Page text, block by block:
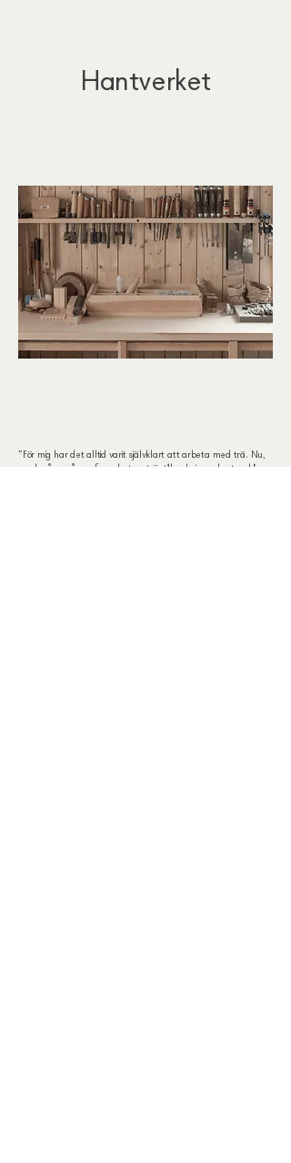
Hantverket
”För mig har det alltid varit självklart att arbeta med trä. Nu,
med många års erfarenhet av trä, tillverkning och utveckling